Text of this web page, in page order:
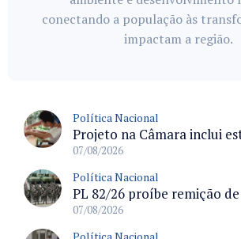
conectando a população às
impactam a região.
Política Nacional
07/08/2026
Política Nacional
07/08/2026
Política Nacional